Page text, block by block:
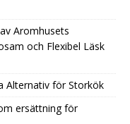
Aromhusets
och Flexibel Läsk
Alternativ för Storkök
ersättning för